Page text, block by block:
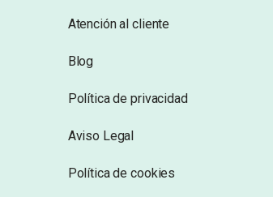
Atención al cliente
Blog
Política de privacidad
Aviso Legal
Política de cookies